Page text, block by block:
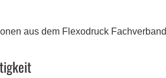
aus dem Flexodruck Fachverband